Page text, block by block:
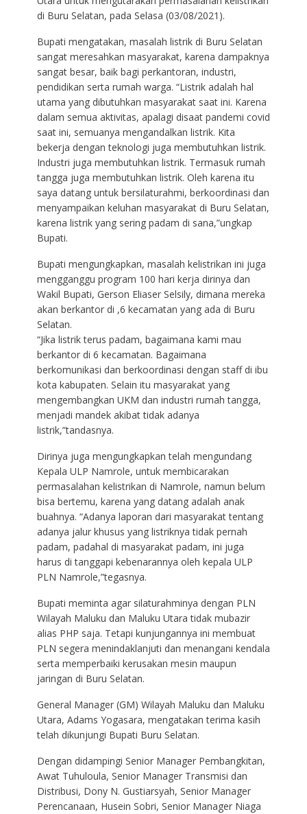
di Buru Selatan, pada Selasa (03/08/2021).
Bupati mengatakan, masalah listrik di Buru Selatan
sangat meresahkan masyarakat, karena dampaknya
sangat besar, baik bagi perkantoran, industri,
pendidikan serta rumah warga. “Listrik adalah hal
utama yang dibutuhkan masyarakat saat ini. Karena
dalam semua aktivitas, apalagi disaat pandemi covid
saat ini, semuanya mengandalkan listrik. Kita
bekerja dengan teknologi juga membutuhkan listrik.
Industri juga membutuhkan listrik. Termasuk rumah
tangga juga membutuhkan listrik. Oleh karena itu
saya datang untuk bersilaturahmi, berkoordinasi dan
menyampaikan keluhan masyarakat di Buru Selatan,
karena listrik yang sering padam di sana,”ungkap
Bupati.
Bupati mengungkapkan, masalah kelistrikan ini juga
mengganggu program 100 hari kerja dirinya dan
Wakil Bupati, Gerson Eliaser Selsily, dimana mereka
akan berkantor di ,6 kecamatan yang ada di Buru
Selatan.
“Jika listrik terus padam, bagaimana kami mau
berkantor di 6 kecamatan. Bagaimana
berkomunikasi dan berkoordinasi dengan staff di ibu
kota kabupaten. Selain itu masyarakat yang
mengembangkan UKM dan industri rumah tangga,
menjadi mandek akibat tidak adanya
listrik,”tandasnya.
Dirinya juga mengungkapkan telah mengundang
Kepala ULP Namrole, untuk membicarakan
permasalahan kelistrikan di Namrole, namun belum
bisa bertemu, karena yang datang adalah anak
buahnya. “Adanya laporan dari masyarakat tentang
adanya jalur khusus yang listriknya tidak pernah
padam, padahal di masyarakat padam, ini juga
harus di tanggapi kebenarannya oleh kepala ULP
PLN Namrole,”tegasnya.
Bupati meminta agar silaturahminya dengan PLN
Wilayah Maluku dan Maluku Utara tidak mubazir
alias PHP saja. Tetapi kunjungannya ini membuat
PLN segera menindaklanjuti dan menangani kendala
serta memperbaiki kerusakan mesin maupun
jaringan di Buru Selatan.
General Manager (GM) Wilayah Maluku dan Maluku
Utara, Adams Yogasara, mengatakan terima kasih
telah dikunjungi Bupati Buru Selatan.
Dengan didampingi Senior Manager Pembangkitan,
Awat Tuhuloula, Senior Manager Transmisi dan
Distribusi, Dony N. Gustiarsyah, Senior Manager
Perencanaan, Husein Sobri, Senior Manager Niaga